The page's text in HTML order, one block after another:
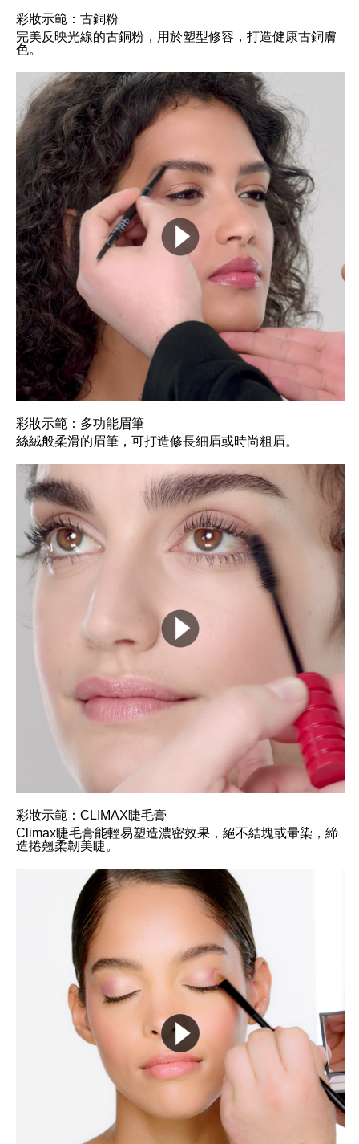
彩妝示範：古銅粉
完美反映光線的古銅粉，用於塑型修容，打造健康古銅膚
色。
彩妝示範：多功能眉筆
絲絨般柔滑的眉筆，可打造修長細眉或時尚粗眉。
彩妝示範：CLIMAX睫毛膏
Climax睫毛膏能輕易塑造濃密效果，絕不結塊或暈染，締
造捲翹柔韌美睫。